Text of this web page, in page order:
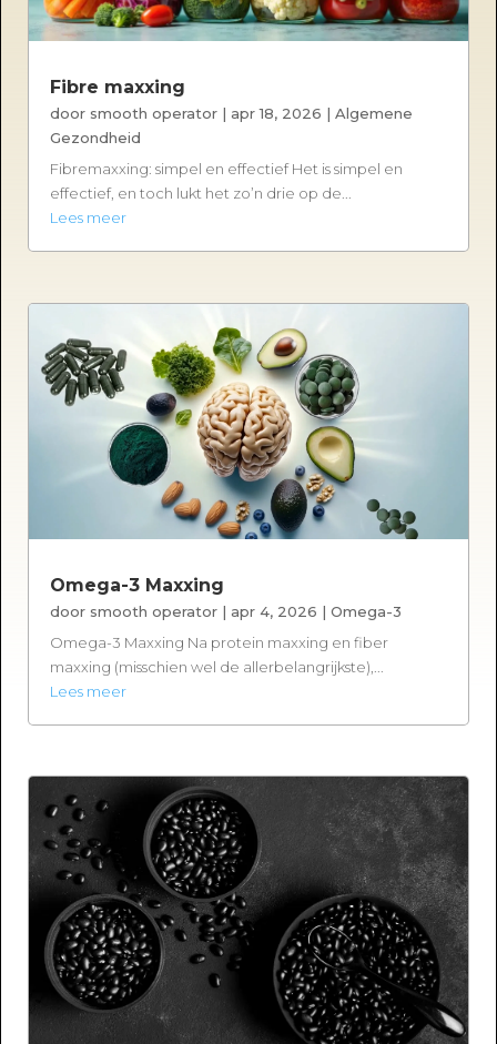
Fibre maxxing
door smooth operator | apr 18, 2026 |Algemene
Gezondheid
Fibremaxxing: simpel en effectief Het is simpel en
effectief, en toch lukt het zo’n drie op de...
Lees meer
Omega-3 Maxxing
door smooth operator | apr 4, 2026 |Omega-3
Omega-3 Maxxing Na protein maxxing en fiber
maxxing (misschien wel de allerbelangrijkste),...
Lees meer